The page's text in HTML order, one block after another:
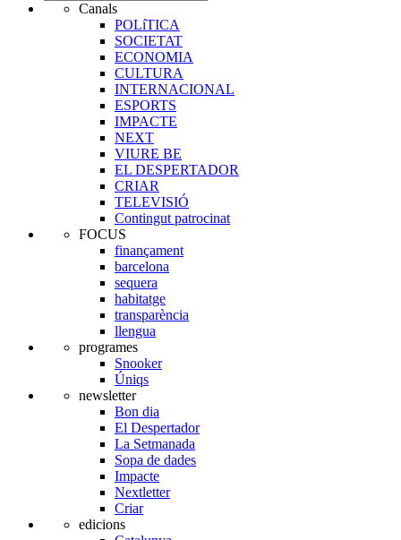
Canals
POLíTICA
SOCIETAT
ECONOMIA
CULTURA
INTERNACIONAL
ESPORTS
IMPACTE
NEXT
VIURE BE
EL DESPERTADOR
CRIAR
TELEVISIÓ
Contingut patrocinat
FOCUS
finançament
barcelona
sequera
habitatge
transparència
llengua
programes
Snooker
Úniqs
newsletter
Bon dia
El Despertador
La Setmanada
Sopa de dades
Impacte
Nextletter
Criar
edicions